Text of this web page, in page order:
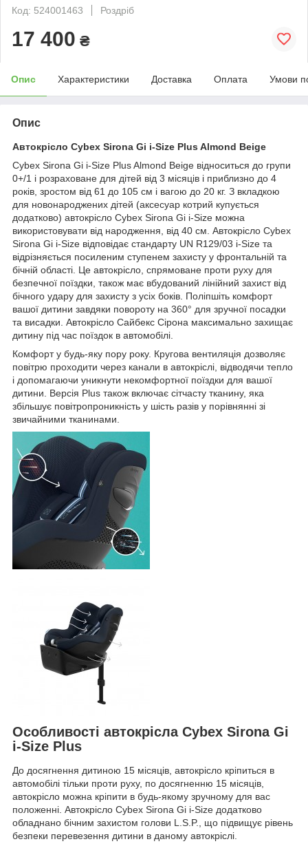
Код: 524001463
Роздріб
17 400 ₴
Опис Характеристики Доставка Оплата Умови
Опис
Автокрісло Cybex Sirona Gi i-Size Plus Almond Beige
Cybex Sirona Gi i-Size Plus Almond Beige відноситься до групи
0+/1 і розраховане для дітей від 3 місяців і приблизно до 4
років, зростом від 61 до 105 см і вагою до 20 кг. З вкладкою
для новонароджених дітей (аксесуар котрий купується
додатково) автокрісло Cybex Sirona Gi i-Size можна
використовувати від народження, від 40 см. Автокрісло Cybex
Sirona Gi i-Size відповідає стандарту UN R129/03 i-Size та
відрізняється посиленим ступенем захисту у фронтальній та
бічній області. Це автокрісло, спрямоване проти руху для
безпечної поїздки, також має вбудований лінійний захист від
бічного удару для захисту з усіх боків. Поліпшіть комфорт
вашої дитини завдяки повороту на 360° для зручної посадки
та висадки. Автокрісло Сайбекс Сірона максимально захищає
дитину під час поїздок в автомобілі.
Комфорт у будь-яку пору року. Кругова вентиляція дозволяє
повітрю проходити через канали в автокріслі, відводячи тепло
і допомагаючи уникнути некомфортної поїздки для вашої
дитини. Версія Plus також включає сітчасту тканину, яка
збільшує повітропроникність у шість разів у порівнянні зі
звичайними тканинами.
Особливості автокрісла Cybex Sirona Gi
i-Size Plus
До досягнення дитиною 15 місяців, автокрісло кріпиться в
автомобілі тільки проти руху, по досягненню 15 місяців,
автокрісло можна кріпити в будь-якому зручному для вас
положенні. Автокрісло Cybex Sirona Gi i-Size додатково
обладнано бічним захистом голови L.S.P., що підвищує рівень
безпеки перевезення дитини в даному автокріслі.